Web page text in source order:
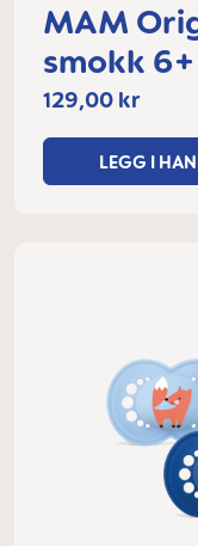
MAM
smokk
129,00 kr
LEGG I